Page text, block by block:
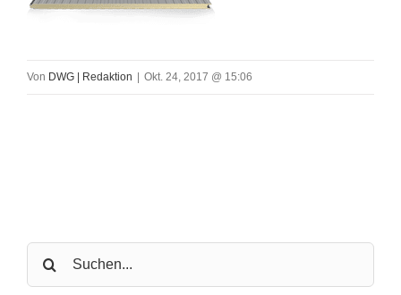
Von DWG | Redaktion | Okt. 24, 2017 @ 15:06
Search
for: